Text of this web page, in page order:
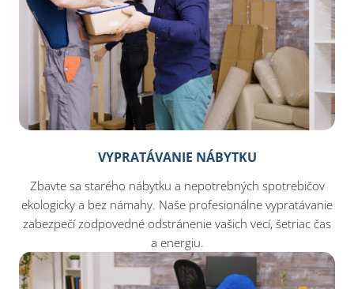
VYPRATÁVANIE NÁBYTKU
Zbavte sa starého nábytku a nepotrebných spotrebičov
ekologicky a bez námahy. Naše profesionálne vypratávanie
zabezpečí zodpovedné odstránenie vašich vecí, šetriac čas
a energiu.